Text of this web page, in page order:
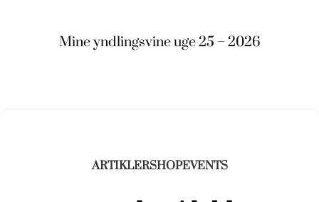
Mine yndlingsvine uge 25 – 2026
ARTIKLERSHOPEVENTS